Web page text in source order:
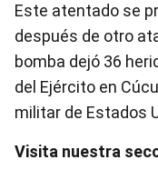
Este atentado se
después de otro
bomba dejó 36
del Ejército en
militar de Estados
Visita nuestra